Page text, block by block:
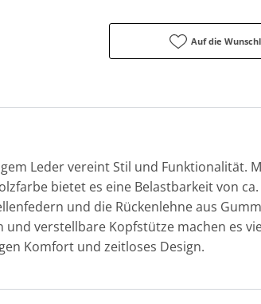
Auf die
Leder vereint Stil und Funktionalität.
bietet es eine Belastbarkeit von
und die Rückenlehne aus
verstellbare Kopfstütze machen es
Komfort und zeitloses Design.